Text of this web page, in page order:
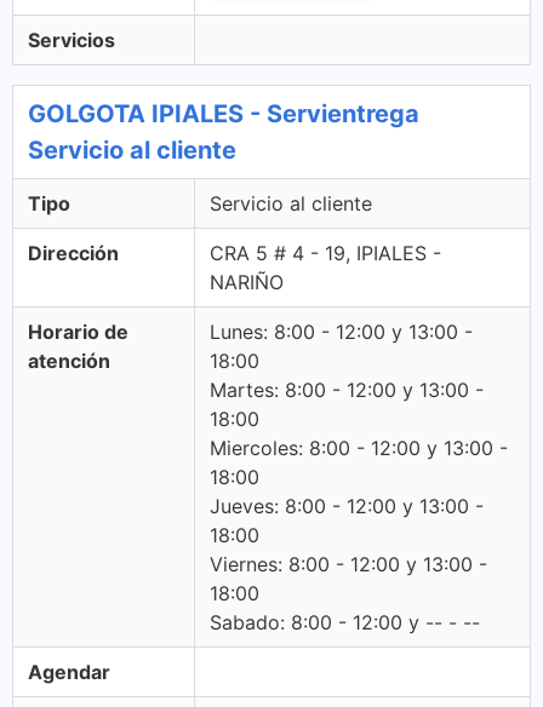
Servicios
GOLGOTA IPIALES - Servientrega
Servicio al cliente
Tipo Servicio al cliente
Dirección
CRA 5 # 4 - 19, IPIALES -
NARIÑO
Horario de
atención
Lunes: 8:00 - 12:00 y 13:00 -
18:00
Martes: 8:00 - 12:00 y 13:00 -
18:00
Miercoles: 8:00 - 12:00 y 13:00 -
18:00
Jueves: 8:00 - 12:00 y 13:00 -
18:00
Viernes: 8:00 - 12:00 y 13:00 -
18:00
Sabado: 8:00 - 12:00 y -- - --
Agendar